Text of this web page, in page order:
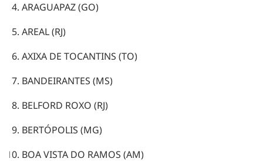
ARAGUAPAZ (GO)
AREAL (RJ)
AXIXA DE TOCANTINS (TO)
BANDEIRANTES (MS)
BELFORD ROXO (RJ)
BERTÓPOLIS (MG)
BOA VISTA DO RAMOS (AM)